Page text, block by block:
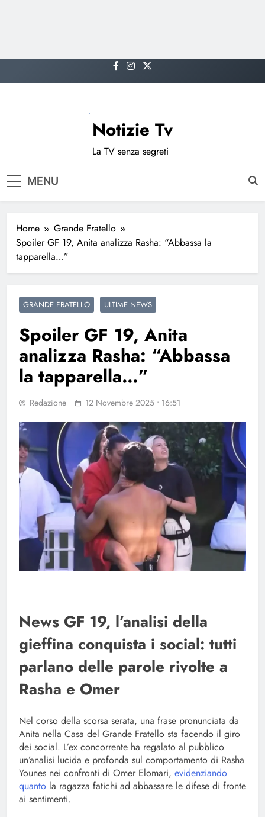
to
Notizie Tv
La TV senza segreti
MENU
Home
Grande Fratello
Spoiler GF 19, Anita analizza Rasha: “Abbassa la
tapparella…”
GRANDE FRATELLO ULTIME NEWS
Spoiler GF 19, Anita
analizza Rasha: “Abbassa
la tapparella…”
Redazione 12 Novembre 2025 • 16:51
News GF 19, l’analisi della
gieffina conquista i social: tutti
parlano delle parole rivolte a
Rasha e Omer
Nel corso della scorsa serata, una frase pronunciata da
Anita nella Casa del Grande Fratello sta facendo il giro
dei social. L’ex concorrente ha regalato al pubblico
un’analisi lucida e profonda sul comportamento di Rasha
Younes nei confronti di Omer Elomari, evidenziando
quanto la ragazza fatichi ad abbassare le difese di fronte
ai sentimenti.